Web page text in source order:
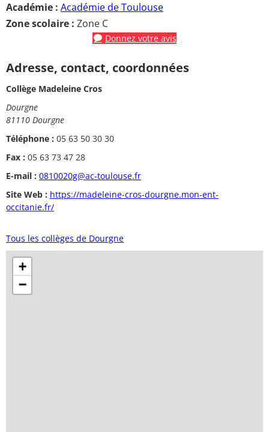
Académie : Académie de Toulouse
Zone scolaire : Zone C
Donnez votre avis
Adresse, contact, coordonnées
Collège Madeleine Cros
Dourgne
81110 Dourgne
Téléphone : 05 63 50 30 30
Fax : 05 63 73 47 28
E-mail : 0810020g@ac-toulouse.fr
Site Web : https://madeleine-cros-dourgne.mon-ent-
occitanie.fr/
Tous les collèges de Dourgne
+
−